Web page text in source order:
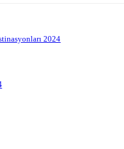
2024